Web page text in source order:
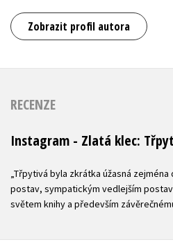
Zobrazit profil autora
RECENZE
Instagram - Zlatá klec:
„Třpytivá byla zkrátka úžasná
postav, sympatickým vedlejším
světem knihy a především